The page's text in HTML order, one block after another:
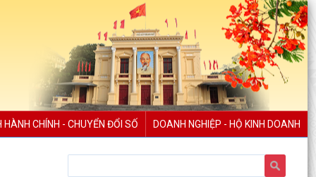
HÀNH CHÍNH - CHUYỂN ĐỔI SỐ DOANH NGHIỆP - HỘ KINH DOANH